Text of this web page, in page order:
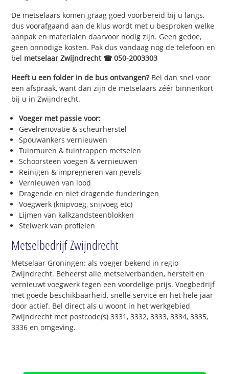
De metselaars komen graag goed voorbereid bij u langs,
dus voorafgaand aan de klus wordt met u besproken welke
aanpak en materialen daarvoor nodig zijn. Geen gedoe,
geen onnodige kosten. Pak dus vandaag nog de telefoon en
bel metselaar Zwijndrecht ☎ 050-2003303
Heeft u een folder in de bus ontvangen?Bel dan snel voor
een afspraak, want dan zijn de metselaars zéér binnenkort
bij u in Zwijndrecht.
Voeger met passie voor:
Gevelrenovatie & scheurherstel
Spouwankers vernieuwen
Tuinmuren & tuintrappen metselen
Schoorsteen voegen & vernieuwen
Reinigen & impregneren van gevels
Vernieuwen van lood
Dragende en niet dragende funderingen
Voegwerk (knipvoeg, snijvoeg etc)
Lijmen van kalkzandsteenblokken
Stelwerk van profielen
Metselbedrijf Zwijndrecht
Metselaar Groningen: als voeger bekend in regio
Zwijndrecht. Beheerst alle metselverbanden, herstelt en
vernieuwt voegwerk tegen een voordelige prijs. Voegbedrijf
met goede beschikbaarheid, snelle service en het hele jaar
door actief. Bel direct als u woont in het werkgebied
Zwijndrecht met postcode(s) 3331, 3332, 3333, 3334, 3335,
3336 en omgeving.